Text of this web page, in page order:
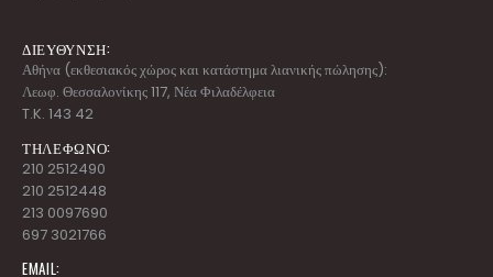
ΔΙΕΥΘΥΝΣΗ:
Αθήνα (εκθεσιακός χώρος και κατάστημα λιανικής πώλησης):
Λεωφ. Θεσσαλονίκης 117, Νέα Φιλαδέλφεια
T.K. 143 42
ΤΗΛΕΦΩΝΟ:
210 2512490
210 2512448
213 0097690
697 3021766
EMAIL: